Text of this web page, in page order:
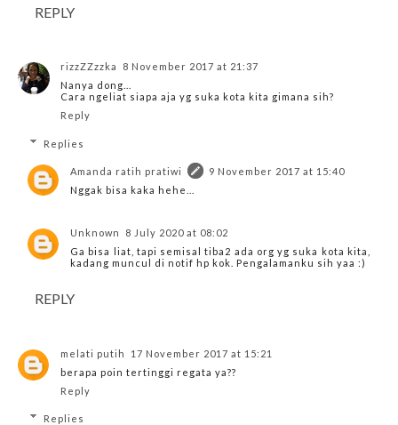
REPLY
rizzZZzzka
8 November 2017 at 21:37
Nanya dong...
Cara ngeliat siapa aja yg suka kota kita gimana sih?
Reply
Replies
Amanda ratih pratiwi
9 November 2017 at 15:40
Nggak bisa kaka hehe...
Unknown
8 July 2020 at 08:02
Ga bisa liat, tapi semisal tiba2 ada org yg suka kota kita,
kadang muncul di notif hp kok. Pengalamanku sih yaa :)
REPLY
melati putih
17 November 2017 at 15:21
berapa poin tertinggi regata ya??
Reply
Replies